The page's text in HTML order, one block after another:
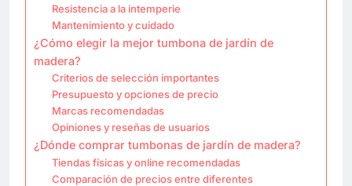
Resistencia a la intemperie
Mantenimiento y cuidado
¿Cómo elegir la mejor tumbona de jardín de
madera?
Criterios de selección importantes
Presupuesto y opciones de precio
Marcas recomendadas
Opiniones y reseñas de usuarios
¿Dónde comprar tumbonas de jardín de madera?
Tiendas físicas y online recomendadas
Comparación de precios entre diferentes